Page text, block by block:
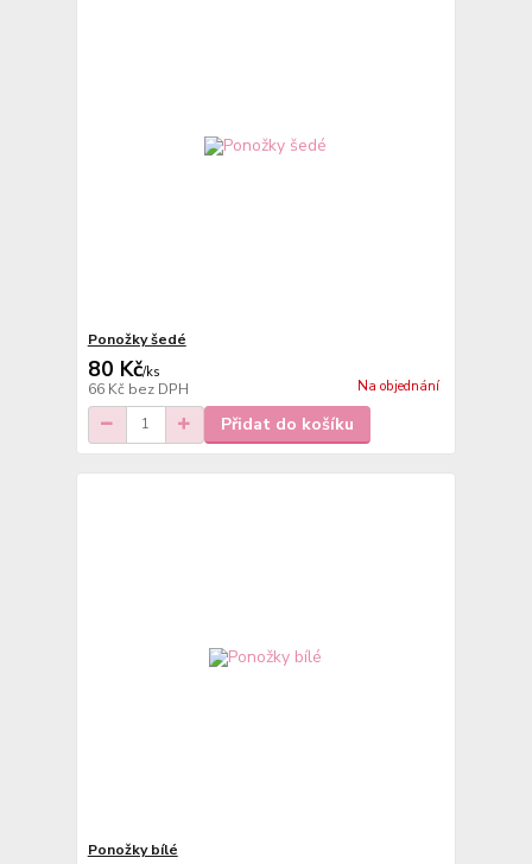
Ponožky šedé
80 Kč/ks
66 Kč bez DPH Na objednání
Přidat do košíku
Ponožky bílé